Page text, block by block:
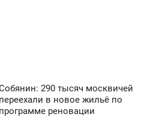
290 тысяч москвичей
переехали в новое жильё по
программе реновации